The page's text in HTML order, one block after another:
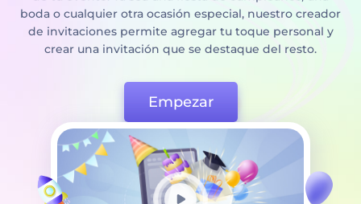
boda o cualquier otra ocasión especial, nuestro creador
de invitaciones permite agregar tu toque personal y
crear una invitación que se destaque del resto.
Empezar